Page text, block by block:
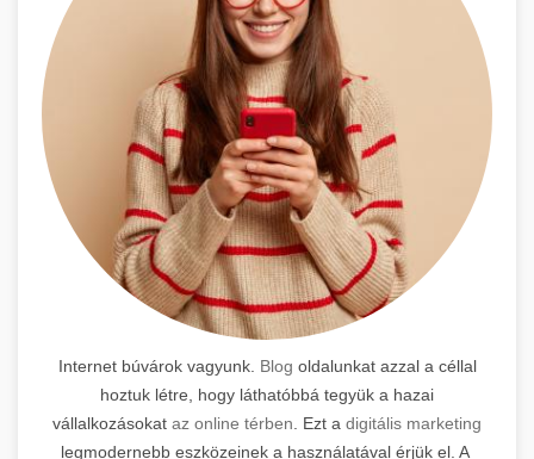
Internet búvárok vagyunk. Blog oldalunkat azzal a céllal
hoztuk létre, hogy láthatóbbá tegyük a hazai
vállalkozásokat az online térben . Ezt a digitális marketing
legmodernebb eszközeinek a használatával érjük el. A